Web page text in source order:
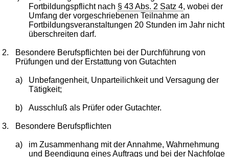
Fortbildungspflicht nach § 43 Abs. 2 Satz 4, wobei der
Umfang der vorgeschriebenen Teilnahme an
Fortbildungsveranstaltungen 20 Stunden im Jahr nicht
überschreiten darf.
2.
Besondere Berufspflichten bei der Durchführung von
Prüfungen und der Erstattung von Gutachten
a)
Unbefangenheit, Unparteilichkeit und Versagung der
Tätigkeit;
b) Ausschluß als Prüfer oder Gutachter.
3. Besondere Berufspflichten
a)
im Zusammenhang mit der Annahme, Wahrnehmung
und Beendigung eines Auftrags und bei der Nachfolge